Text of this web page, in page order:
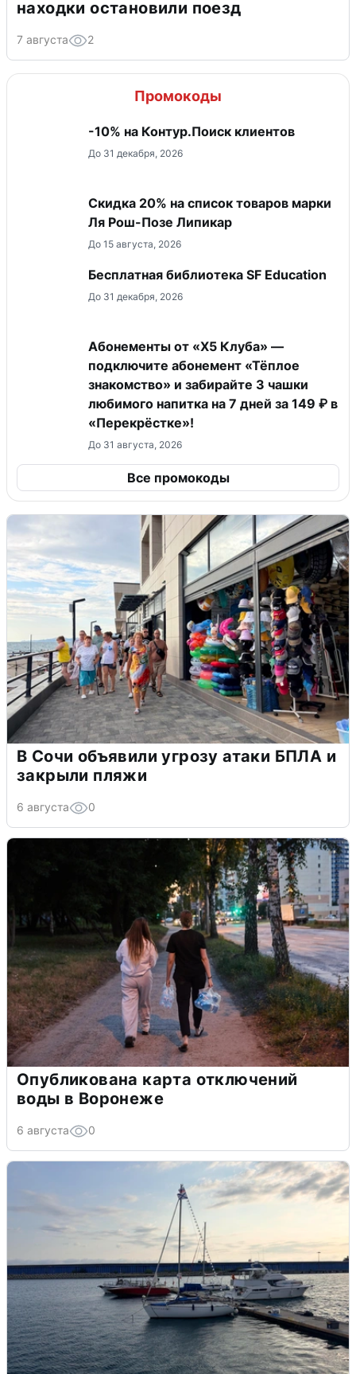
находки остановили поезд
7 августа 2
Промокоды
-10% на Контур.Поиск клиентов
До 31 декабря, 2026
Скидка 20% на список товаров марки
Ля Рош-Позе Липикар
До 15 августа, 2026
Бесплатная библиотека SF Education
До 31 декабря, 2026
Абонементы от «Х5 Клуба» —
подключите абонемент «Тёплое
знакомство» и забирайте 3 чашки
любимого напитка на 7 дней за 149 ₽ в
«Перекрёстке»!
До 31 августа, 2026
Все промокоды
В Сочи объявили угрозу атаки БПЛА и
закрыли пляжи
6 августа 0
Опубликована карта отключений
воды в Воронеже
6 августа 0